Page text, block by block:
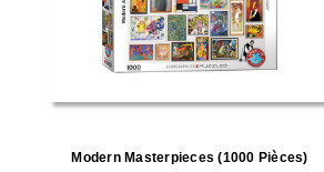
Modern Masterpieces (1000 Pièces)